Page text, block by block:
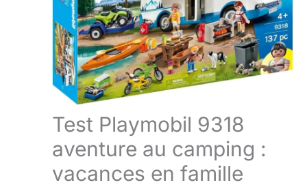
Test Playmobil 9318
aventure au camping :
vacances en famille